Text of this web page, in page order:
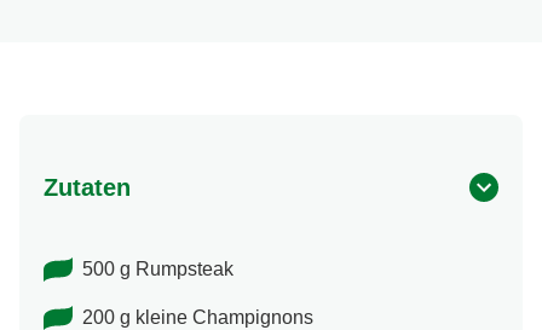
Zutaten
500 g Rumpsteak
200 g kleine Champignons